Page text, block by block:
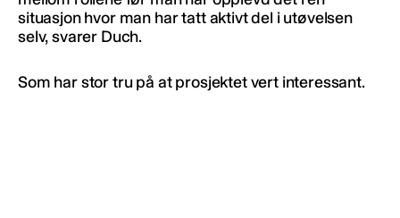
situasjon hvor man har tatt aktivt del i utøvelsen
selv, svarer Duch.
Som har stor tru på at prosjektet vert interessant.